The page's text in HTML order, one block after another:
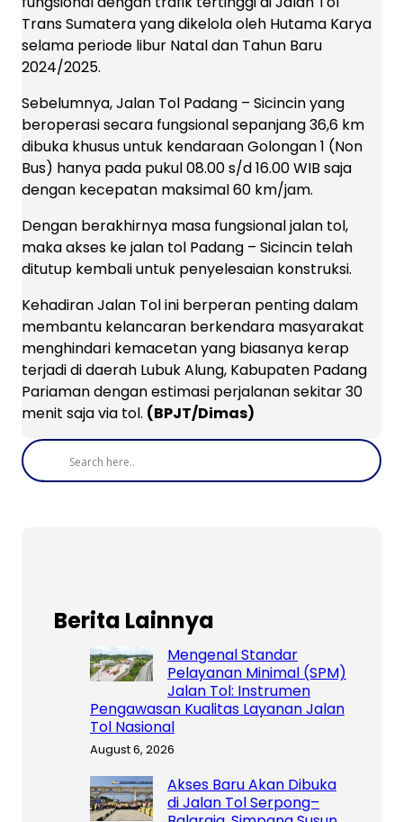
Trans Sumatera yang dikelola oleh Hutama Karya
selama periode libur Natal dan Tahun Baru
2024/2025.
Sebelumnya, Jalan Tol Padang – Sicincin yang
beroperasi secara fungsional sepanjang 36,6 km
dibuka khusus untuk kendaraan Golongan 1 (Non
Bus) hanya pada pukul 08.00 s/d 16.00 WIB saja
dengan kecepatan maksimal 60 km/jam.
Dengan berakhirnya masa fungsional jalan tol,
maka akses ke jalan tol Padang – Sicincin telah
ditutup kembali untuk penyelesaian konstruksi.
Kehadiran Jalan Tol ini berperan penting dalam
membantu kelancaran berkendara masyarakat
menghindari kemacetan yang biasanya kerap
terjadi di daerah Lubuk Alung, Kabupaten Padang
Pariaman dengan estimasi perjalanan sekitar 30
menit saja via tol. (BPJT/Dimas)
Berita Lainnya
Mengenal Standar
Pelayanan Minimal (SPM)
Jalan Tol: Instrumen
Pengawasan Kualitas Layanan Jalan
Tol Nasional
August 6, 2026
Akses Baru Akan Dibuka
di Jalan Tol Serpong–